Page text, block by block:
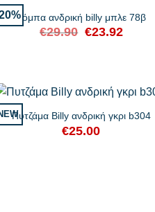
Ρόμπα ανδρική billy μπλε 78β
€29.90
Original
€23.92Η
+
Πυτζάμα Billy ανδρική γκρι b304
€25.00